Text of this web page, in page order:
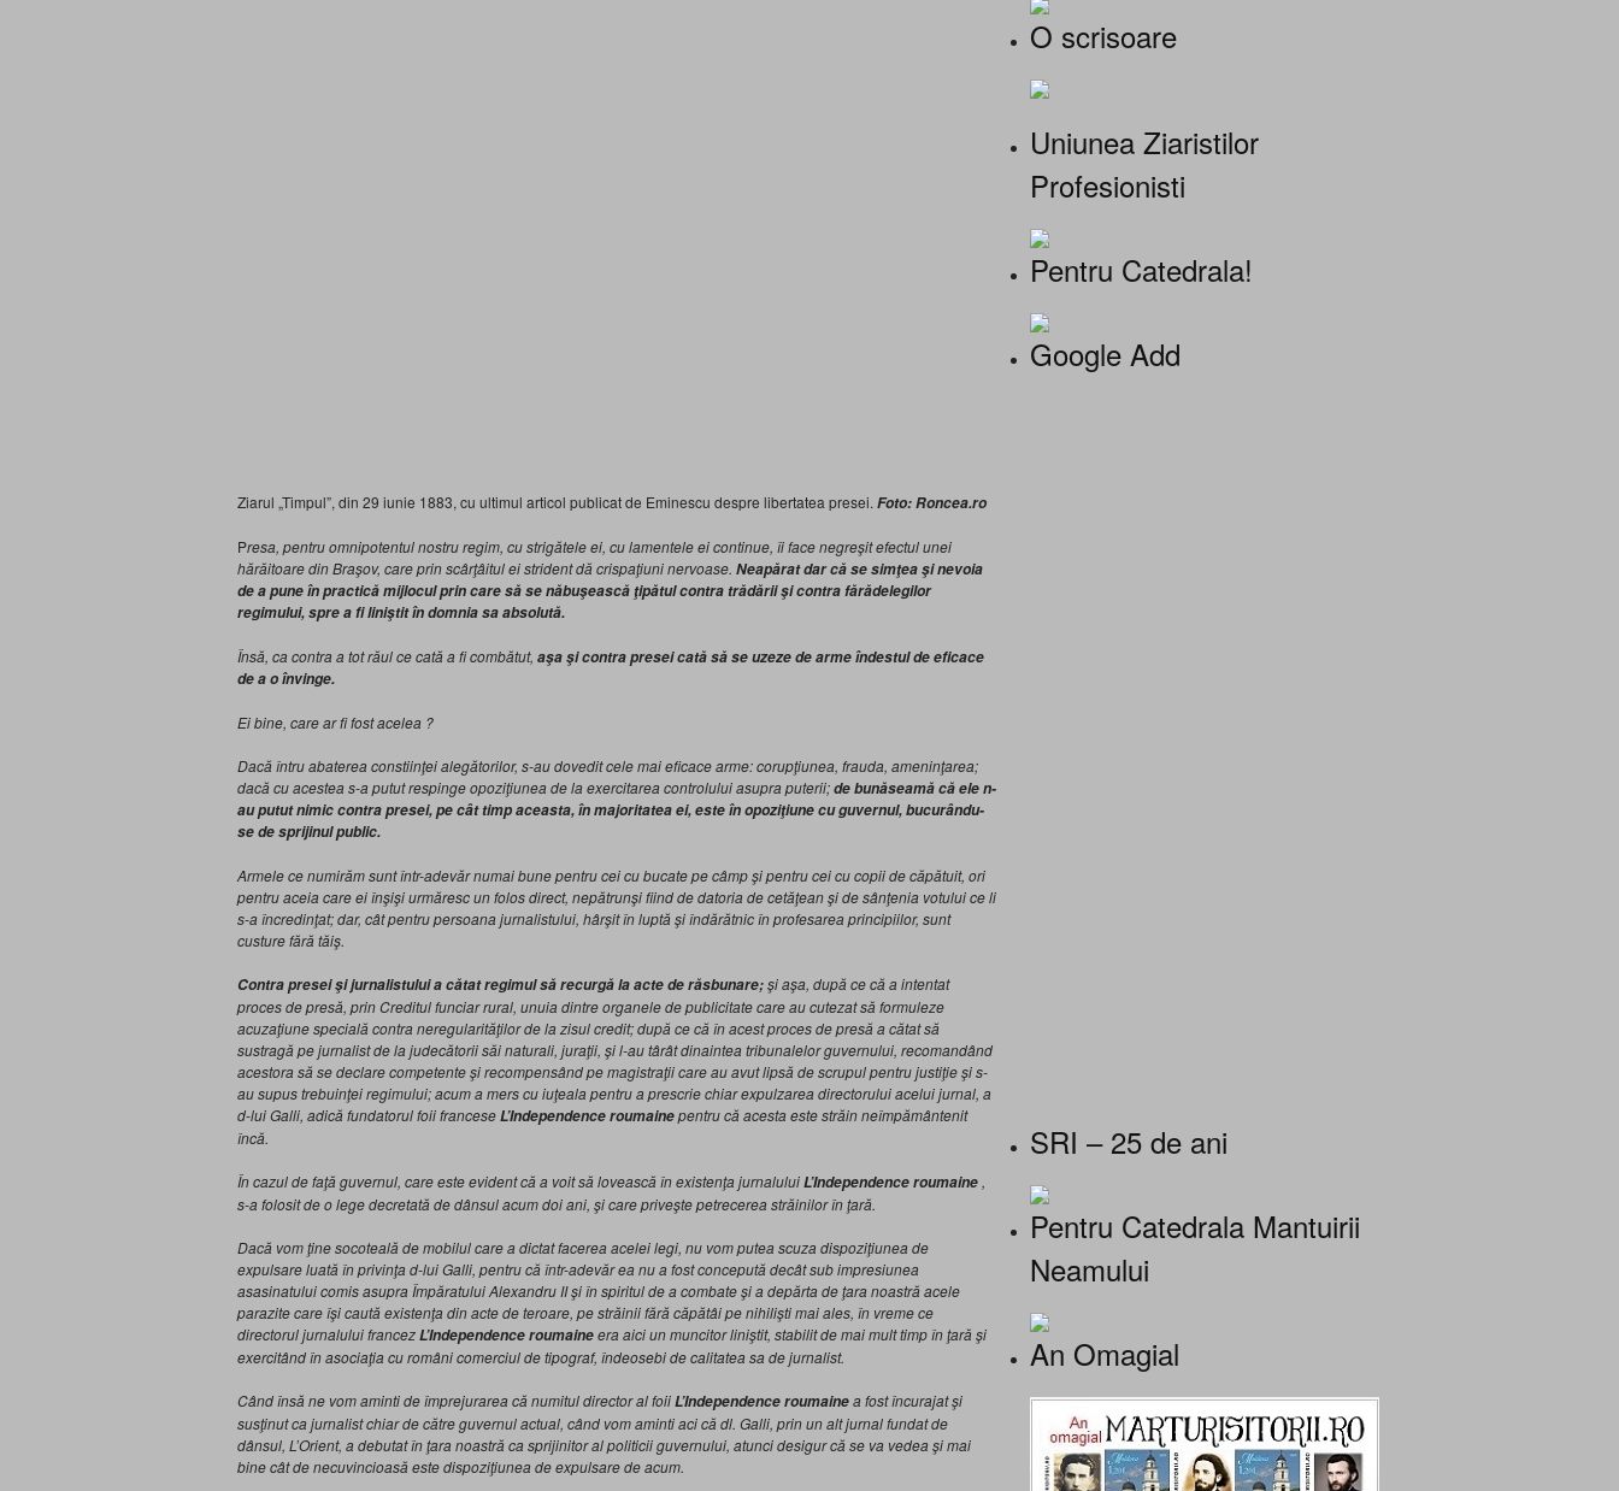
Ziarul „Timpul”, din 29 iunie 1883, cu ultimul articol publicat de Eminescu despre libertatea presei. Foto: Roncea.ro
Presa, pentru omnipotentul nostru regim, cu strigătele ei, cu lamentele ei continue, îi face negreşit efectul unei
hărăitoare din Braşov, care prin scârţâitul ei strident dă crispaţiuni nervoase. Neapărat dar că se simţea şi nevoia
de a pune în practică mijlocul prin care să se năbuşească ţipătul contra trădării şi contra fărădelegilor
regimului, spre a fi liniştit în domnia sa absolută.
Însă, ca contra a tot răul ce cată a fi combătut, aşa şi contra presei cată să se uzeze de arme îndestul de eficace
de a o învinge.
Ei bine, care ar fi fost acelea ?
Dacă întru abaterea constiinţei alegătorilor, s-au dovedit cele mai eficace arme: corupţiunea, frauda, ameninţarea;
dacă cu acestea s-a putut respinge opoziţiunea de la exercitarea controlului asupra puterii;de bunăseamă că ele n-
au putut nimic contra presei, pe cât timp aceasta, în majoritatea ei, este în opoziţiune cu guvernul, bucurându-
se de sprijinul public.
Armele ce numirăm sunt într-adevăr numai bune pentru cei cu bucate pe câmp şi pentru cei cu copii de căpătuit, ori
pentru aceia care ei înşişi urmăresc un folos direct, nepătrunşi fiind de datoria de cetăţean şi de sânţenia votului ce li
s-a încredinţat; dar, cât pentru persoana jurnalistului, hârşit în luptă şi îndărătnic în profesarea principiilor, sunt
custure fără tăiş.
Contra presei şi jurnalistului a cătat regimul să recurgă la acte de răsbunare;şi aşa, după ce că a intentat
proces de presă, prin Creditul funciar rural, unuia dintre organele de publicitate care au cutezat să formuleze
acuzaţiune specială contra neregularităţilor de la zisul credit; după ce că în acest proces de presă a cătat să
sustragă pe jurnalist de la judecătorii săi naturali, juraţii, şi l-au târât dinaintea tribunalelor guvernului, recomandând
acestora să se declare competente şi recompensând pe magistraţii care au avut lipsă de scrupul pentru justiţie şi s-
au supus trebuinţei regimului; acum a mers cu iuţeala pentru a prescrie chiar expulzarea directorului acelui jurnal, a
d-lui Galli, adică fundatorul foii franceseL’Independence roumainepentru că acesta este străin neîmpământenit
încă.
În cazul de faţă guvernul, care este evident că a voit să lovească în existenţa jurnaluluiL’Independence roumaine ,
s-a folosit de o lege decretată de dânsul acum doi ani, şi care priveşte petrecerea străinilor în ţară.
Dacă vom ţine socoteală de mobilul care a dictat facerea acelei legi, nu vom putea scuza dispoziţiunea de
expulsare luată în privinţa d-lui Galli, pentru că într-adevăr ea nu a fost concepută decât sub impresiunea
asasinatului comis asupra Împăratului Alexandru II şi în spiritul de a combate şi a depărta de ţara noastră acele
parazite care îşi caută existenţa din acte de teroare, pe străinii fără căpătâi pe nihilişti mai ales, în vreme ce
directorul jurnalului francezL’Independence roumaineera aici un muncitor liniştit, stabilit de mai mult timp în ţară şi
exercitând în asociaţia cu români comerciul de tipograf, îndeosebi de calitatea sa de jurnalist.
Când însă ne vom aminti de împrejurarea că numitul director al foiiL’Independence roumainea fost încurajat şi
susţinut ca jurnalist chiar de către guvernul actual, când vom aminti aci că dl. Galli, prin un alt jurnal fundat de
dânsul, L’Orient, a debutat în ţara noastră ca sprijinitor al politicii guvernului, atunci desigur că se va vedea şi mai
bine cât de necuvincioasă este dispoziţiunea de expulsare de acum.
O scrisoare
Uniunea Ziaristilor
Profesionisti
Pentru Catedrala!
Google Add
SRI – 25 de ani
Pentru Catedrala Mantuirii
Neamului
An Omagial